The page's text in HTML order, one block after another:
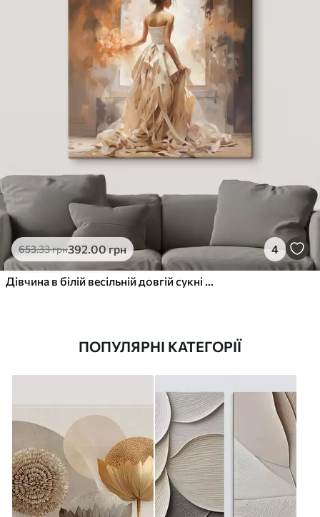
653.33грн392.00 грн 4
Дівчина в білій весільній довгій сукні стоїть біля вікна серед вогню, малюючи ручною роботою
ПОПУЛЯРНІ КАТЕГОРІЇ